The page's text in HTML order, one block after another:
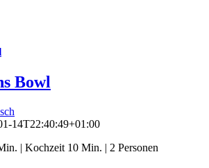
Bowl
14T22:40:49+01:00
| Kochzeit 10 Min. | 2 Personen